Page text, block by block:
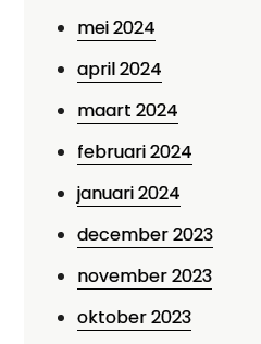
mei 2024
april 2024
maart 2024
februari 2024
januari 2024
december 2023
november 2023
oktober 2023